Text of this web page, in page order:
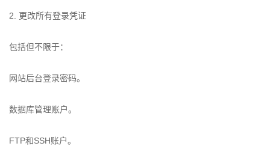
2. 更改所有登录凭证
包括但不限于：
网站后台登录密码。
数据库管理账户。
FTP和SSH账户。